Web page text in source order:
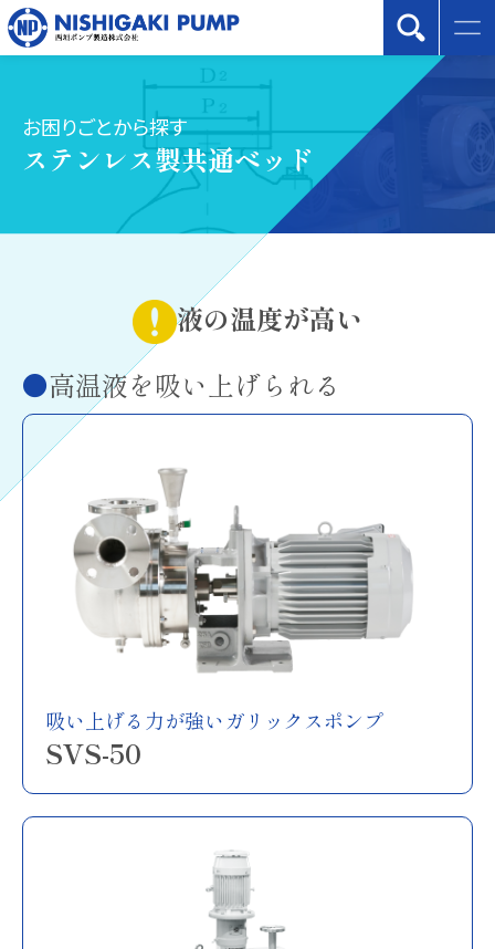
お困りごとから探す
ステンレス製共通ベッド
液の温度が高い
高温液を吸い上げられる
吸い上げる力が強いガリックスポンプ
SVS-50